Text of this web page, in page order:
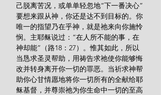
己脱离苦况，或单单轻忽地“下一番决心”
要想来跟从神，你还是达不到目标的。你
唯一的指望乃在乎神，就是祂来向你施怜
悯。主耶稣说过：“在人所不能的事，在
神却能”（路18：27）。惟其如此，所以
当恳求圣灵帮助，用祷告求祂使你能够悔
改并转身离开你一切的罪恶。当祈求神帮
助你心甘情愿地将你一切所有的全献给耶
稣基督，并尊崇祂为你生命中一切的至高